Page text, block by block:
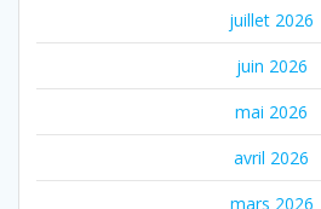
juillet 2026
juin 2026
mai 2026
avril 2026
mars 2026